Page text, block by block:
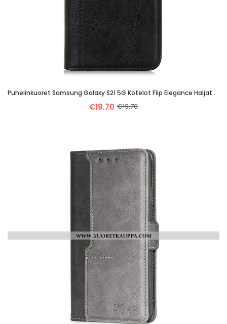
Puhelinkuoret Samsung Galaxy S21 5G Kotelot Flip Elegance Haljattu Litsi Nahka
€19.70 €19.70